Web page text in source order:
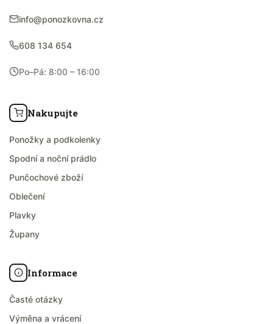
info@ponozkovna.cz
608 134 654
Po–Pá: 8:00 – 16:00
Nakupujte
Ponožky a podkolenky
Spodní a noční prádlo
Punčochové zboží
Oblečení
Plavky
Župany
Informace
Časté otázky
Výměna a vrácení